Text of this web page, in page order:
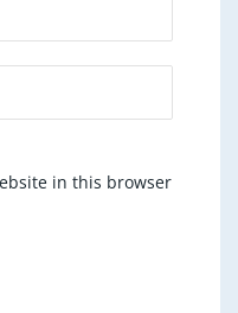
in this browser